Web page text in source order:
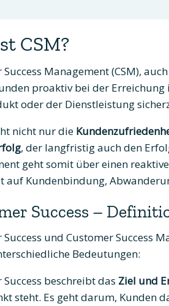
CSM?
Management (CSM), auch
proaktiv bei der
oder der Dienstleistung
nicht nur die
, der langfristig auch den
geht somit über einen
auf Kundenbindung,
Success –
Success und Customer Success
Bedeutungen:
Success beschreibt das Ziel und
steht. Es geht darum, Kunden